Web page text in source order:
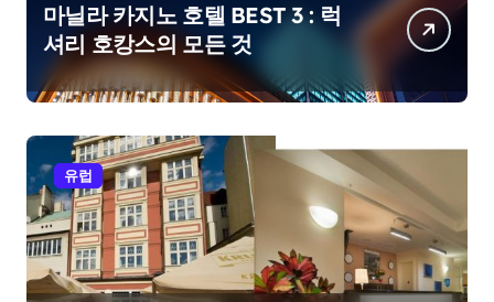
마닐라 카지노 호텔 BEST 3 : 럭
셔리 호캉스의 모든 것
유럽